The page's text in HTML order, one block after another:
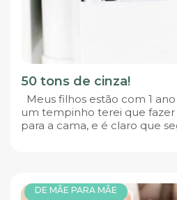
50 tons de cinza!
Meus filhos estão com 1
um tempinho terei que fazer
para a cama, e é claro que
DE MÃE PARA MÃE